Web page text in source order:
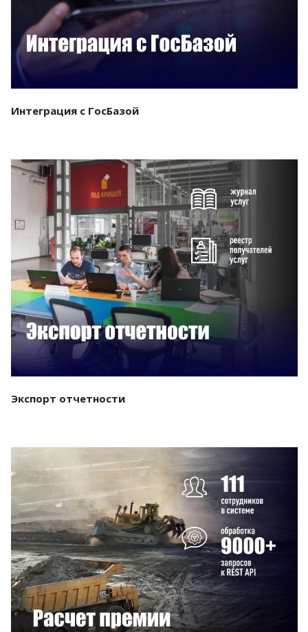
Интеграция с ГосБазой
Смотреть проект
Экспорт отчетности
Смотреть проект